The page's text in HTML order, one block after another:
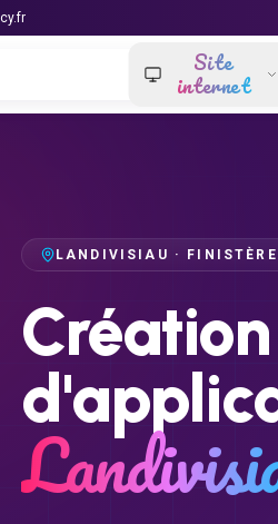
Site
internet
LANDIVISIAU · FINISTÈRE